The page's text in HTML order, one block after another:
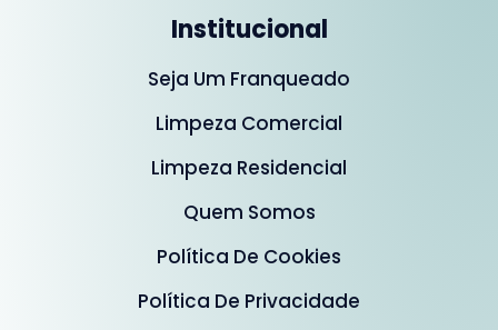
Institucional
Seja Um Franqueado
Limpeza Comercial
Limpeza Residencial
Quem Somos
Política De Cookies
Política De Privacidade